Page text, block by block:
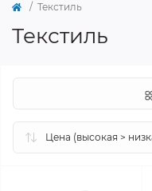
Текстиль
Текстиль